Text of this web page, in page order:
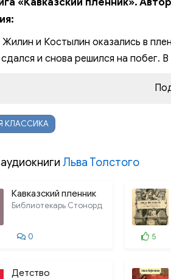
07.
и Костылин оказались в
и снова решился на побег.
КЛАССИКА
Льва Толстого
Кавказский пленник
Библиотекарь Стонорд
0 5
Детство